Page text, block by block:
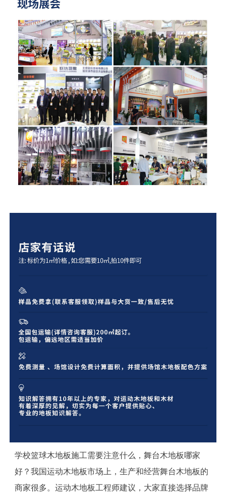
学校篮球木地板施工需要注意什么，舞台木地板哪家
好？我国运动木地板市场上，生产和经营舞台木地板的
商家很多。运动木地板工程师建议，大家直接选择品牌